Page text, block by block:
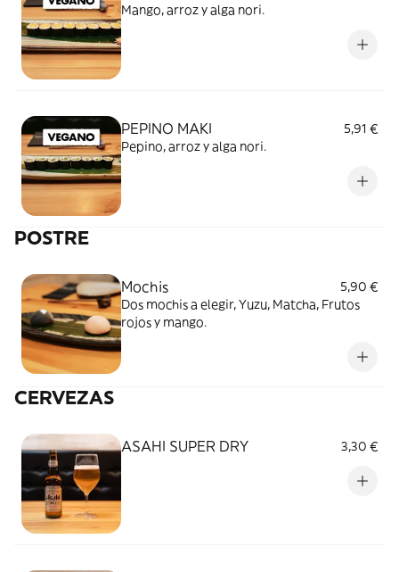
Mango, arroz y alga nori.
PEPINO MAKI
5,91 €
Pepino, arroz y alga nori.
POSTRE
Mochis
5,90 €
Dos mochis a elegir, Yuzu, Matcha, Frutos
rojos y mango.
CERVEZAS
ASAHI SUPER DRY 3,30 €